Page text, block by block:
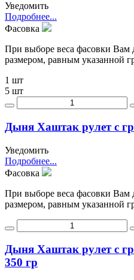
Уведомить
Подробнее...
Фасовка
При выборе веса фасовки Вам
размером, равным указанной
1 шт
5 шт
Дыня Хаштак рулет с
Уведомить
Подробнее...
Фасовка
При выборе веса фасовки Вам
размером, равным указанной
Дыня Хаштак рулет с
350 гр